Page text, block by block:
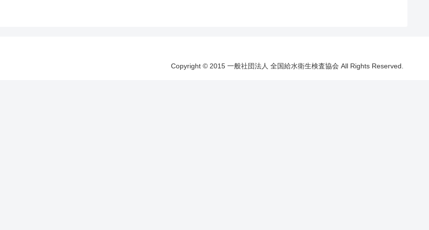
Copyright © 2015 一般社団法人 全国給水衛生検査協会 All Rights Reserved.